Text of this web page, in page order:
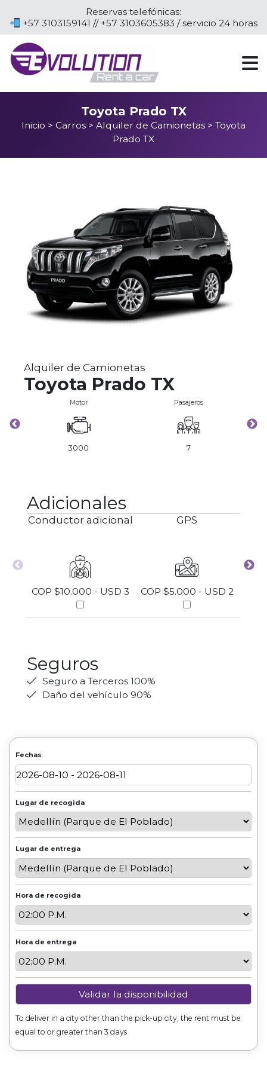
Reservas telefónicas:
+57 3103159141 // +57 3103605383 / servicio 24 horas
Toyota Prado TX
Inicio > Carros > Alquiler de Camionetas > Toyota
Prado TX
Alquiler de Camionetas
Toyota Prado TX
Motor
3000
Pasajeros
7
Adicionales
Conductor adicional
COP $10.000 - USD 3
GPS
COP $5.000 - USD 2
Seguros
Seguro a Terceros 100%
Daño del vehículo 90%
Fechas
Lugar de recogida
Lugar de entrega
Hora de recogida
Hora de entrega
To deliver in a city other than the pick-up city, the rent must be
equal to or greater than 3 days